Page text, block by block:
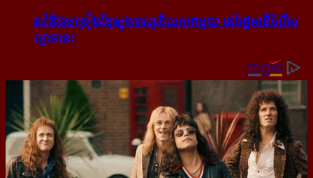
របាំ​និង​ចម្រៀង​ខ្មែរ​ក្នុង​ទស្សនីយភាព​មួយ នៅ​រដ្ឋធានី​ប៉ារីស​
ល្ងាច​នេះ